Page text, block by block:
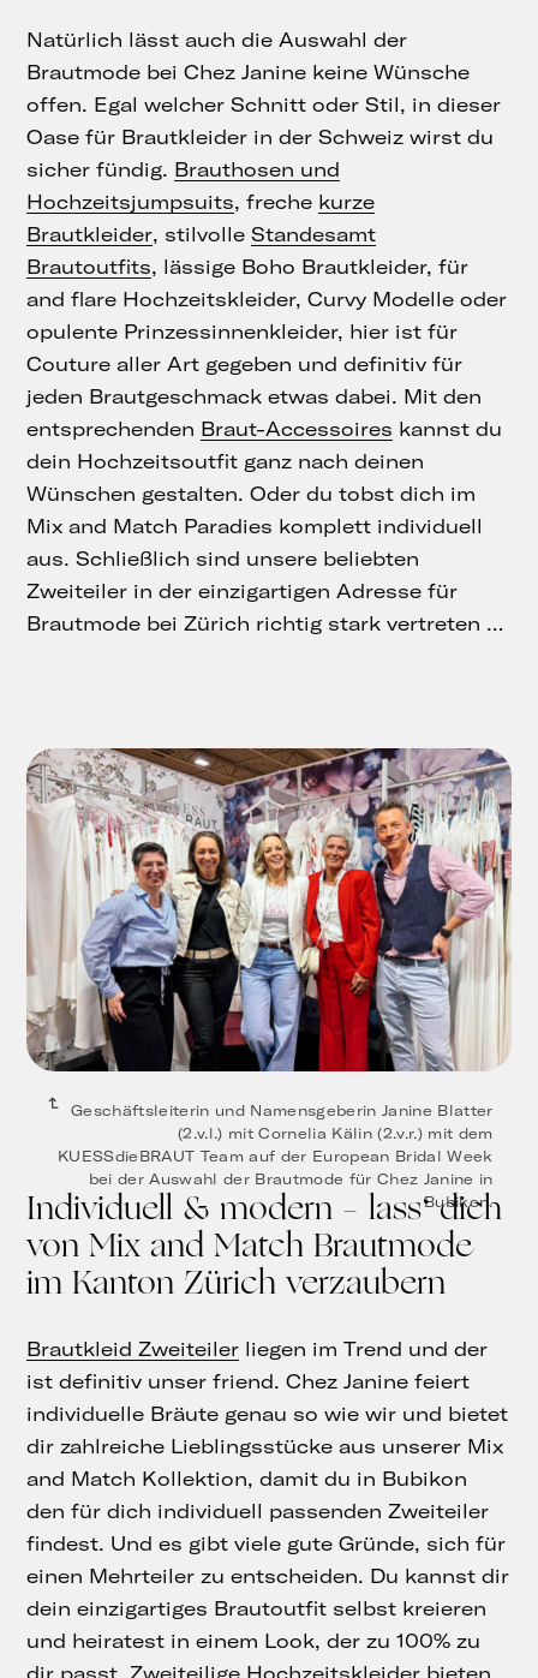
Natürlich lässt auch die Auswahl der
Brautmode bei Chez Janine keine Wünsche
offen. Egal welcher Schnitt oder Stil, in dieser
Oase für Brautkleider in der Schweiz wirst du
sicher fündig. Brauthosen und
Hochzeitsjumpsuits, freche kurze
Brautkleider, stilvolleStandesamt
Brautoutfits, lässige Boho Brautkleider, für
and flare Hochzeitskleider, Curvy Modelle oder
opulente Prinzessinnenkleider, hier ist für
Couture aller Art gegeben und definitiv für
jeden Brautgeschmack etwas dabei. Mit den
entsprechenden Braut-Accessoires kannst du
dein Hochzeitsoutfit ganz nach deinen
Wünschen gestalten. Oder du tobst dich im
Mix and Match Paradies komplett individuell
aus. Schließlich sind unsere beliebten
Zweiteiler in der einzigartigen Adresse für
Brautmode bei Zürich richtig stark vertreten …
Geschäftsleiterin und Namensgeberin Janine Blatter
(2.v.l.) mit Cornelia Kälin (2.v.r.) mit dem
KUESSdieBRAUT Team auf der European Bridal Week
bei der Auswahl der Brautmode für Chez Janine in
Bubikon.
Individuell & modern – lass‘ dich
von Mix and Match Brautmode
im Kanton Zürich verzaubern
Brautkleid Zweiteiler liegen im Trend und der
ist definitiv unser friend. Chez Janine feiert
individuelle Bräute genau so wie wir und bietet
dir zahlreiche Lieblingsstücke aus unserer Mix
and Match Kollektion, damit du in Bubikon
den für dich individuell passenden Zweiteiler
findest. Und es gibt viele gute Gründe, sich für
einen Mehrteiler zu entscheiden. Du kannst dir
dein einzigartiges Brautoutfit selbst kreieren
und heiratest in einem Look, der zu 100% zu
dir passt. Zweiteilige Hochzeitskleider bieten